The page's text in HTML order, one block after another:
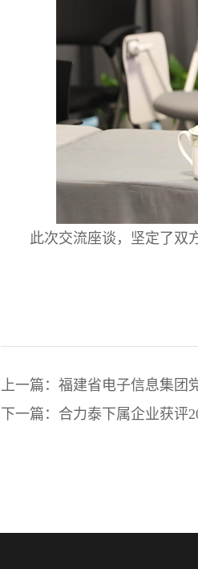
此次交流座谈，坚定了双
上一篇：福建省电子信息集团
下一篇：合力泰下属企业获评